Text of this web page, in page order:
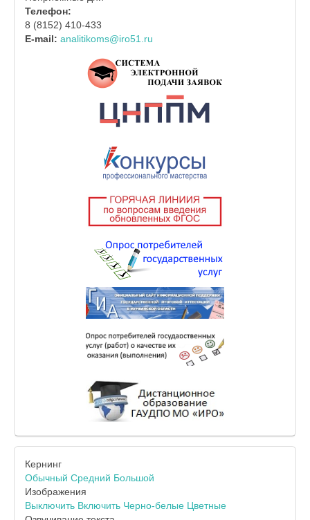
Телефон:
8 (8152) 410-433
E-mail: analitikoms@iro51.ru
Кернинг
Обычный Средний Большой
Изображения
Выключить Включить Черно-белые Цветные